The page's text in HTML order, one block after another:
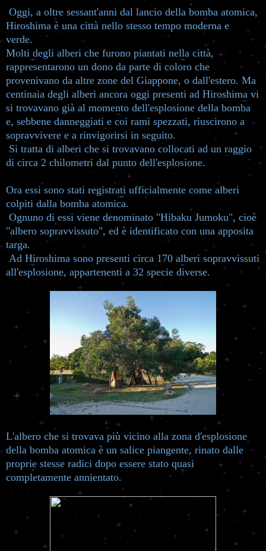
Oggi, a oltre sessant'anni dal lancio della bomba atomica,
Hiroshima è una città nello stesso tempo moderna e
verde.
Molti degli alberi che furono piantati nella città,
rappresentarono un dono da parte di coloro che
provenivano da altre zone del Giappone, o dall'estero. Ma
centinaia degli alberi ancora oggi presenti ad Hiroshima vi
si trovavano già al momento dell'esplosione della bomba
e, sebbene danneggiati e coi rami spezzati, riuscirono a
sopravvivere e a rinvigorirsi in seguito.
Si tratta di alberi che si trovavano collocati ad un raggio
di circa 2 chilometri dal punto dell'esplosione.
Ora essi sono stati registrati ufficialmente come alberi
colpiti dalla bomba atomica.
Ognuno di essi viene denominato "Hibaku Jumoku", cioè
"albero sopravvissuto", ed è identificato con una apposita
targa.
Ad Hiroshima sono presenti circa 170 alberi sopravvissuti
all'esplosione, appartenenti a 32 specie diverse.
L'albero che si trovava più vicino alla zona d'esplosione
della bomba atomica è un salice piangente, rinato dalle
proprie stesse radici dopo essere stato quasi
completamente annientato.